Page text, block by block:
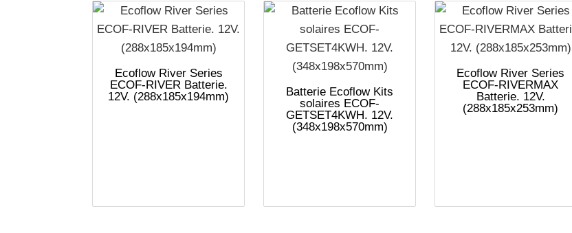
Ecoflow River Series
ECOF-RIVER Batterie.
12V. (288x185x194mm)
Batterie Ecoflow Kits
solaires ECOF-
GETSET4KWH. 12V.
(348x198x570mm)
Ecoflow River Series
ECOF-RIVERMAX
Batterie. 12V.
(288x185x253mm)